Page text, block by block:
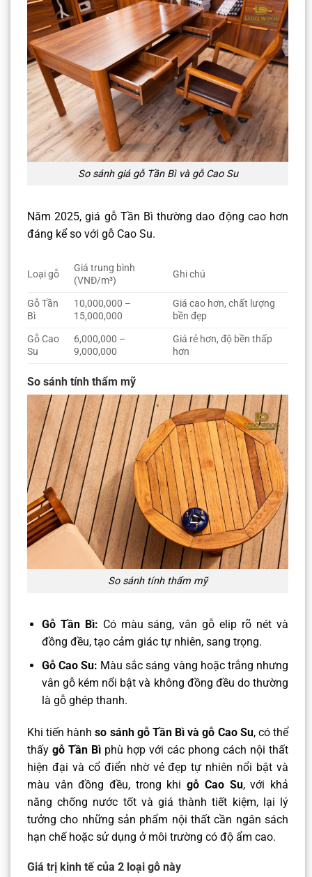
So sánh giá gỗ Tần Bì và gỗ Cao Su
Năm 2025, giá gỗ Tần Bì thường dao động cao hơn
đáng kể so với gỗ Cao Su.
Loại gỗ
Giá trung bình
(VNĐ/m³)
Ghi chú
Gỗ Tần
Bì
10,000,000 –
15,000,000
Giá cao hơn, chất lượng
bền đẹp
Gỗ Cao
Su
6,000,000 –
9,000,000
Giá rẻ hơn, độ bền thấp
hơn
So sánh tính thẩm mỹ
So sánh tính thẩm mỹ
Gỗ Tần Bì: Có màu sáng, vân gỗ elip rõ nét và
đồng đều, tạo cảm giác tự nhiên, sang trọng.
Gỗ Cao Su: Màu sắc sáng vàng hoặc trắng nhưng
vân gỗ kém nổi bật và không đồng đều do thường
là gỗ ghép thanh.
Khi tiến hànhso sánh gỗ Tần Bì và gỗ Cao Su, có thể
thấy gỗ Tần Bì phù hợp với các phong cách nội thất
hiện đại và cổ điển nhờ vẻ đẹp tự nhiên nổi bật và
màu vân đồng đều, trong khigỗ Cao Su, với khả
năng chống nước tốt và giá thành tiết kiệm, lại lý
tưởng cho những sản phẩm nội thất cần ngân sách
hạn chế hoặc sử dụng ở môi trường có độ ẩm cao.
Giá trị kinh tế của 2 loại gỗ này